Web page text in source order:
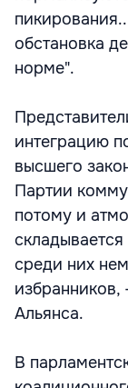
обстановка
норме".
интеграцию
высшего
Партии
потому и
среди них
Альянса.
В